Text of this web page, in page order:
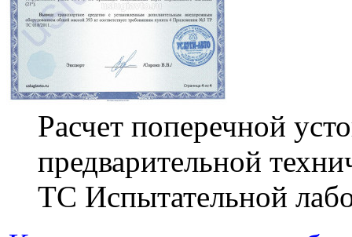
Расчет поперечной
предварительной
ТС Испытательной